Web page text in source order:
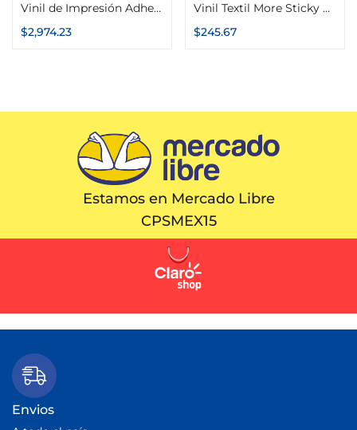
Vinil de Impresión Adhesivo Brillante o Mate 1.52m x 50m Suprint
$2,974.23
Vinil Textil More Sticky Special Color Make Reflejante 51cm x 1m
$245.67
Estamos en Mercado Libre
CPSMEX15
Envios